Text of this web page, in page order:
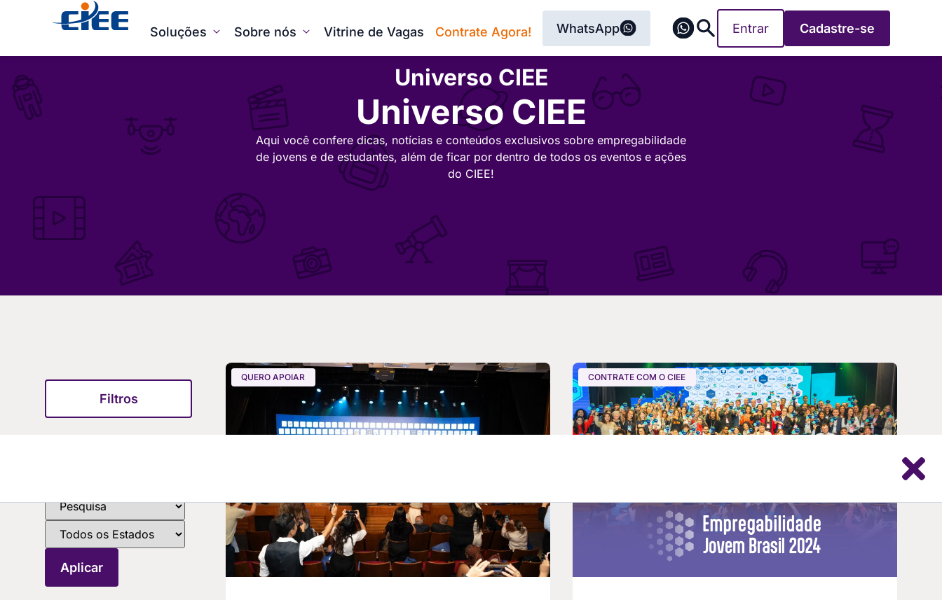
Soluções Sobre nós Vitrine de Vagas Contrate Agora! WhatsApp Entrar Cadastre-se
Universo CIEE
Universo CIEE
Aqui você confere dicas, notícias e conteúdos exclusivos sobre empregabilidade
de jovens e de estudantes, além de ficar por dentro de todos os eventos e ações
do CIEE!
Filtros
QUERO APOIAR CONTRATE COM O CIEE